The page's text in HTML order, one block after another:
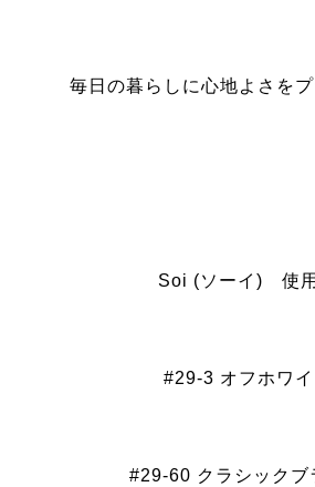
毎日の暮らしに心地よさをプ
Soi (ソーイ) 使
#29-3 オフホワイ
#29-60 クラシックブ